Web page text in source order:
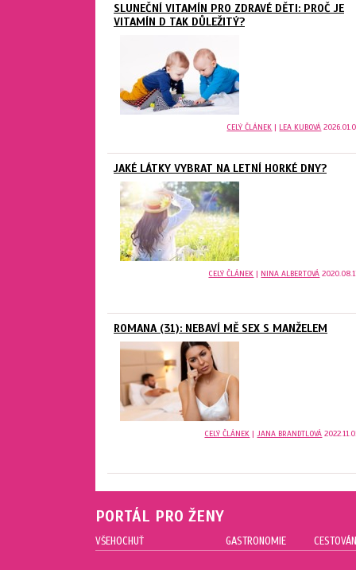
SLUNEČNÍ VITAMÍN PRO ZDRAVÉ DĚTI: PROČ JE
VITAMÍN D TAK DŮLEŽITÝ?
CELÝ ČLÁNEK | LEA KUBOVÁ
JAKÉ LÁTKY VYBRAT NA LETNÍ HORKÉ DNY?
CELÝ ČLÁNEK | NINA ALBERTOVÁ
ROMANA (31): NEBAVÍ MĚ SEX S MANŽELEM
CELÝ ČLÁNEK |JANA BRANDTLOVÁ
PORTÁL PRO ŽENY
VŠEHOCHUŤ GASTRONOMIE